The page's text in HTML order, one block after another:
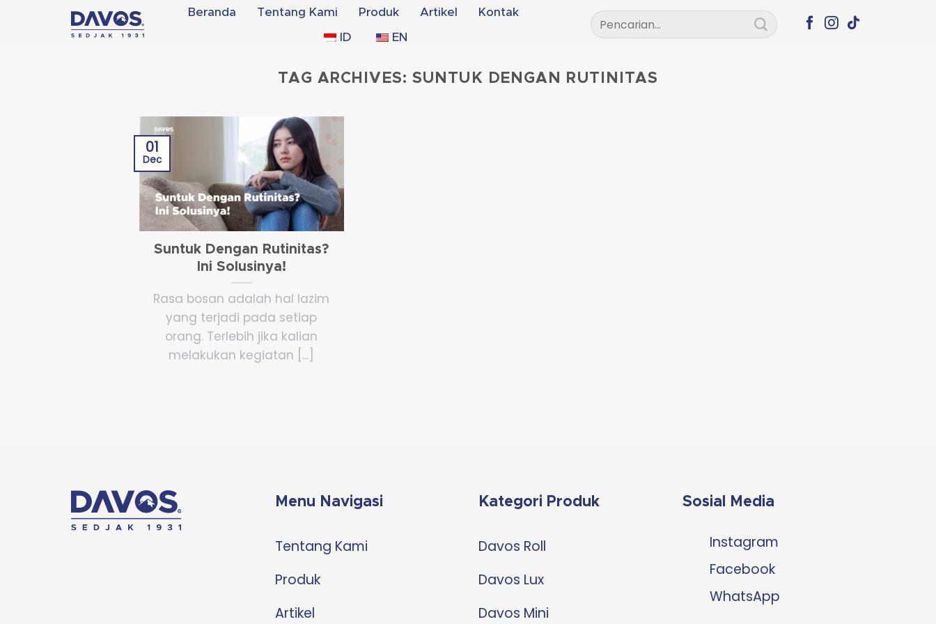
Beranda Tentang Kami Produk Artikel Kontak
ID EN
Pencarian
untuk:
TAG ARCHIVES:SUNTUK DENGAN RUTINITAS
Suntuk Dengan Rutinitas?
Ini Solusinya!
Rasa bosan adalah hal lazim
yang terjadi pada setiap
orang. Terlebih jika kalian
melakukan kegiatan [...]
01
Dec
Menu Navigasi
Tentang Kami
Produk
Artikel
Kategori Produk
Davos Roll
Davos Lux
Davos Mini
Sosial Media
Instagram
Facebook
WhatsApp